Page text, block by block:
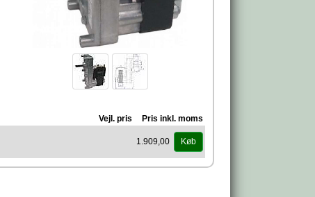
Vejl. pris Pris inkl. moms
1.909,00 Køb